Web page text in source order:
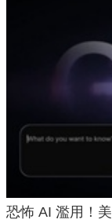
恐怖 AI 濫用！